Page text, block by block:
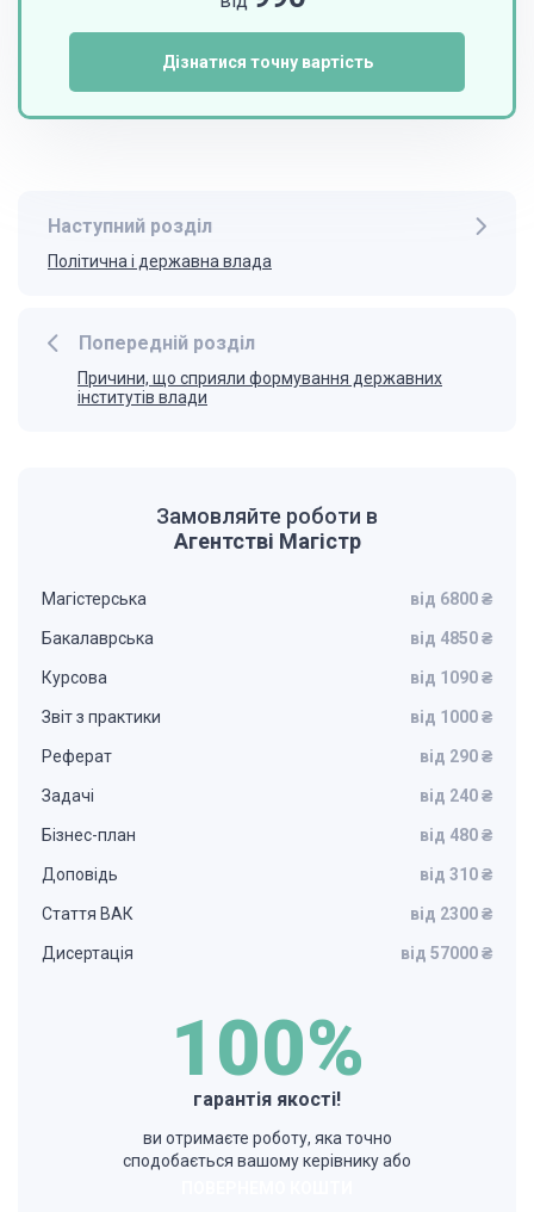
Дізнатися точну вартість
Попередній розділ
Причини, що сприяли формування державних
інститутів влади
Наступний розділ
Політична і державна влада
Замовляйте роботи в
Агентстві Магістр
Магістерська від 6800 ₴
Бакалаврська від 4850 ₴
Курсова від 1090 ₴
Звіт з практики від 1000 ₴
Реферат від 290 ₴
Задачі від 240 ₴
Бізнес-план від 480 ₴
Доповідь від 310 ₴
Стаття ВАК від 2300 ₴
Дисертація від 57000 ₴
100%
гарантія якості!
ви отримаєте роботу, яка точно
сподобається вашому керівнику або